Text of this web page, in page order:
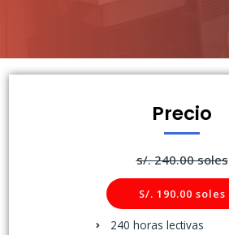
Precio
s/. 240.00 soles
S/. 190.00 soles
240 horas lectivas